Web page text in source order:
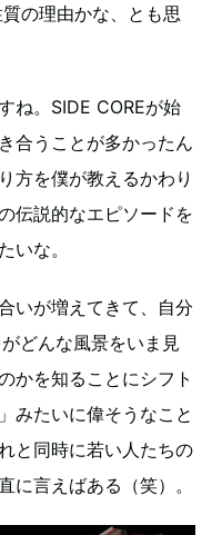
の理由かな、とも思
ね。SIDE COREが始
合うことが多かったん
方を僕が教えるかわり
伝説的なエピソードを
いな。
いが増えてきて、自分
どんな風景をいま見
かを知ることにシフト
みたいに偉そうなこと
と同時に若い人たちの
に言えばある（笑）。